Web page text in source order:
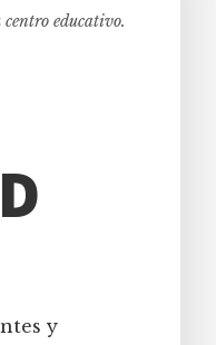
educativo.
y